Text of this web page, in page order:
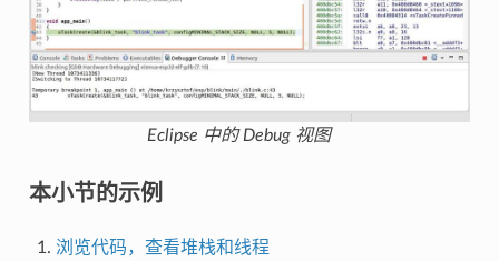
Eclipse 中的 Debug 视图
本小节的示例
浏览代码，查看堆栈和线程